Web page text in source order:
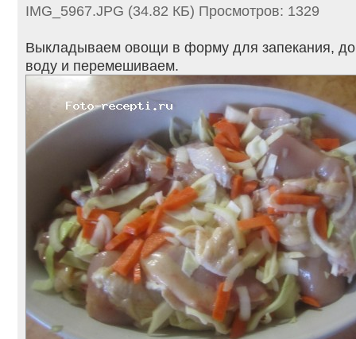
IMG_5967.JPG (34.82 КБ) Просмотров: 1329
Выкладываем овощи в форму для запекания,
воду и перемешиваем.